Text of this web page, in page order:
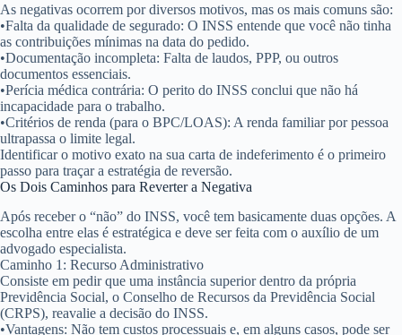
As negativas ocorrem por diversos motivos, mas os mais comuns são:
•Falta da qualidade de segurado: O INSS entende que você não tinha
as contribuições mínimas na data do pedido.
•Documentação incompleta: Falta de laudos, PPP, ou outros
documentos essenciais.
•Perícia médica contrária: O perito do INSS conclui que não há
incapacidade para o trabalho.
•Critérios de renda (para o BPC/LOAS): A renda familiar por pessoa
ultrapassa o limite legal.
Identificar o motivo exato na sua carta de indeferimento é o primeiro
passo para traçar a estratégia de reversão.
Os Dois Caminhos para Reverter a Negativa
Após receber o “não” do INSS, você tem basicamente duas opções. A
escolha entre elas é estratégica e deve ser feita com o auxílio de um
advogado especialista.
Caminho 1: Recurso Administrativo
Consiste em pedir que uma instância superior dentro da própria
Previdência Social, o Conselho de Recursos da Previdência Social
(CRPS), reavalie a decisão do INSS.
•Vantagens: Não tem custos processuais e, em alguns casos, pode ser